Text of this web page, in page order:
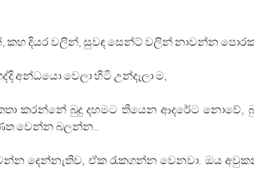
කහ දියර වලින්, සුවඳ සෙන්ට් වලින් නාවන්න
අන්ධයො වෙලා හිටි උන්දැලා ම,
කරන්නේ බුදු දහමට තියෙන ආදරේට නොවේ,
වෙන්න බලන්න..
දෙන්නැතිව, ඒක රැකගන්න වෙනවා. ඔය